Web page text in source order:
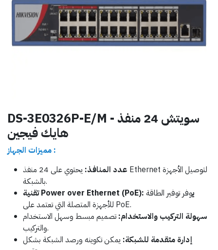
DS-3E0326P-E/M - سويتش 24 منفذ
هايك فيجين
مميزات الجهاز :
عدد المنافذ:
يحتوي على 24 منفذ Ethernet لتوصيل الأجهزة
بالشبكة.
تقنية Power over Ethernet (PoE): يوفر توفير الطاقة
للأجهزة المتصلة التي تعتمد على PoE.
سهولة التركيب والاستخدام: تصميم مبسط وسهل الاستخدام
والتركيب.
إدارة متقدمة للشبكة: يمكن تكوينه ورصد الشبكة بشكل